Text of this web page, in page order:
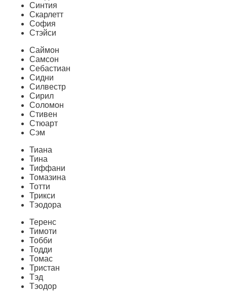
Синтия
Скарлетт
София
Стэйси
Саймон
Самсон
Себастиан
Сидни
Силвестр
Сирил
Соломон
Стивен
Стюарт
Сэм
Тиана
Тина
Тиффани
Томазина
Тотти
Трикси
Тэодора
Теренс
Тимоти
Тобби
Тодди
Томас
Тристан
Тэд
Тэодор